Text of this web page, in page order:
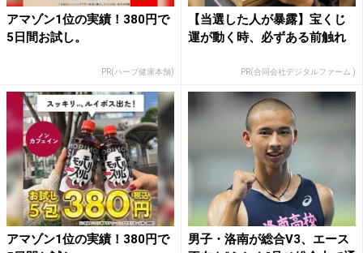
アマゾン1位の実績！380円で
5日間お試し。
PR(ハーブ健康本舗)
【当選した人が暴露】宝くじ
運が動く時、必ずある前触れ
PR(合同会社デジタルファーム )
アマゾン1位の実績！380円で
男子・洛南が総合V3、エース